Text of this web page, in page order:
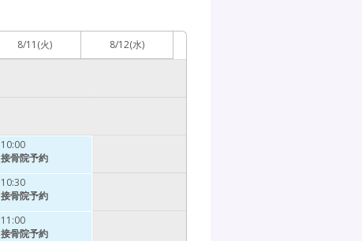
8/11 (火) 8/12(水)
10:00
接骨院予約
10:30
接骨院予約
11:00
接骨院予約